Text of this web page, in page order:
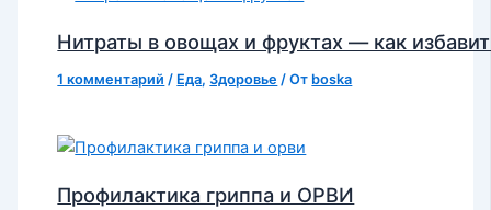
Нитраты в овощах и фруктах — как
1 комментарий / Еда,Здоровье / От boska
Профилактика гриппа и ОРВИ